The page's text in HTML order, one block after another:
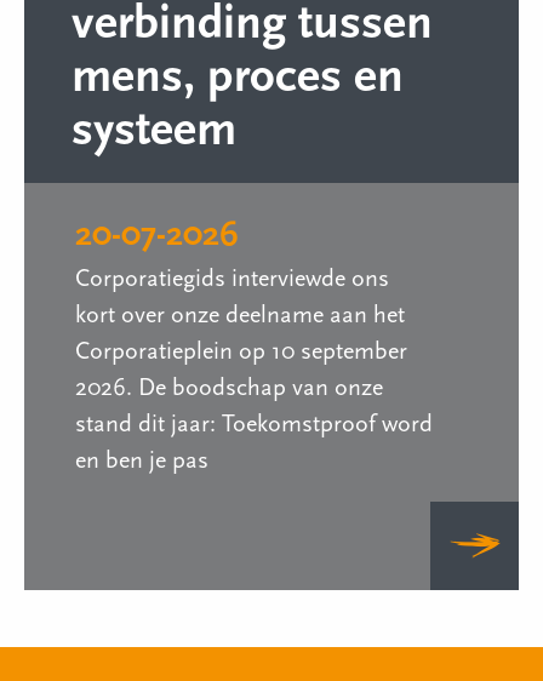
verbinding tussen
mens, proces en
systeem
20-07-2026
Corporatiegids interviewde ons
kort over onze deelname aan het
Corporatieplein op 10 september
2026. De boodschap van onze
stand dit jaar: Toekomstproof word
en ben je pas